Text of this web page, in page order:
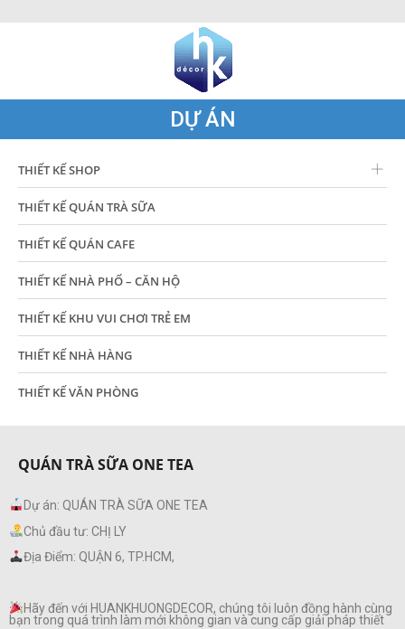
DỰ ÁN
THIẾT KẾ SHOP
THIẾT KẾ QUÁN TRÀ SỮA
THIẾT KẾ QUÁN CAFE
THIẾT KẾ NHÀ PHỐ – CĂN HỘ
THIẾT KẾ KHU VUI CHƠI TRẺ EM
THIẾT KẾ NHÀ HÀNG
THIẾT KẾ VĂN PHÒNG
QUÁN TRÀ SỮA ONE TEA
Dự án: QUÁN TRÀ SỮA ONE TEA
Chủ đầu tư: CHỊ LY
Địa Điểm: QUẬN 6, TP.HCM,
Hãy đến với HUANKHUONGDECOR, chúng tôi luôn đồng hành cùng
bạn trong quá trình làm mới không gian và cung cấp giải pháp thiết